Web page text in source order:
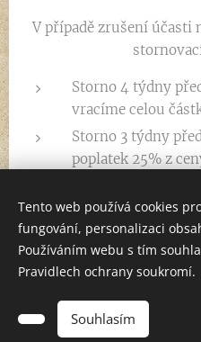
V případě zrušení účasti
Storno 4 týdny
vracíme celou
Storno 3 týdny
poplatek 25% z
Storno 2 týdny
poplatek 50% z
Storno 1 týden
poplatek 100% z
Ukončení kempu
100% z ceny kempu
Tento web používá cookies
fungování, personalizaci
Používáním webu s tím
Pravidlech ochrany soukromí.
Souhlasím